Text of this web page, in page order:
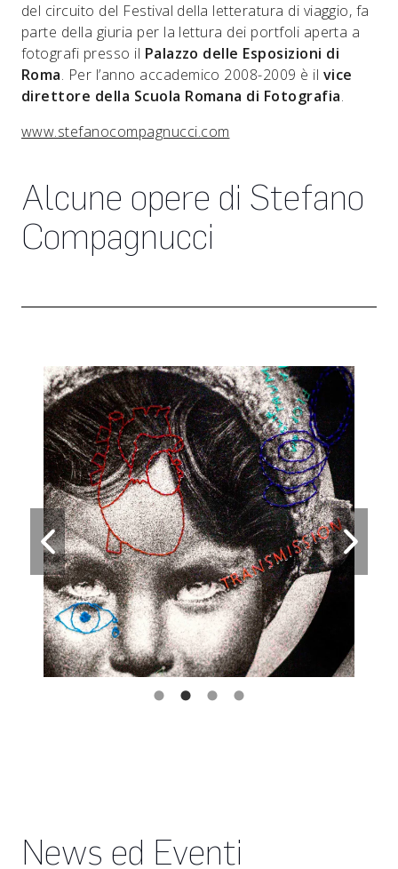
del circuito del Festival della letteratura di viaggio, fa
parte della giuria per la lettura dei portfoli aperta a
fotografi presso il Palazzo delle Esposizioni di
Roma. Per l’anno accademico 2008-2009 è il vice
direttore della Scuola Romana di Fotografia.
www.stefanocompagnucci.com
Alcune opere di Stefano
Compagnucci
News ed Eventi